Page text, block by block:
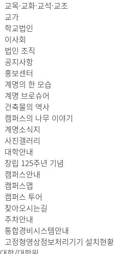
교목·교화·교석·교조
교가
학교법인
이사회
법인 조직
공지사항
홍보센터
계명의 한 모습
계명 브로슈어
건축물의 역사
캠퍼스의 나무 이야기
계명소식지
사진갤러리
대학안내
창립 125주년 기념
캠퍼스안내
캠퍼스맵
캠퍼스 투어
찾아오시는길
주차안내
통합경비시스템안내
고정형영상정보처리기기 설치현황